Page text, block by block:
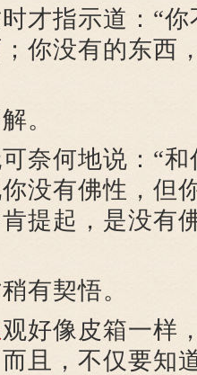
指示道：“你
你没有的东西
。
何地说：“和
没有佛性，但
提起，是没有
契悟。
观好像皮箱一样
且，不仅要知